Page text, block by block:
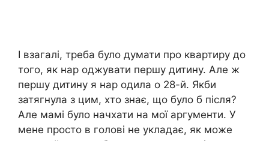
І взагалі, треба було думати про квартиру до
того, як нар оджувати першу дитину. Але ж
першу дитину я нар одила о 28-й. Якби
затягнула з цим, хто знає, що було б після?
Але мамі було начхати на мої аргументи. У
мене просто в голові не укладає, як може